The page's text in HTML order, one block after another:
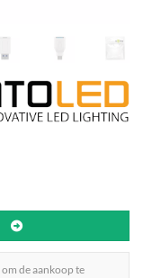
om de aankoop te